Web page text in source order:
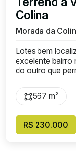
Colina
Morada da
Lotes bem
excelente bairro
do outro que
567 m²
R$ 230.000